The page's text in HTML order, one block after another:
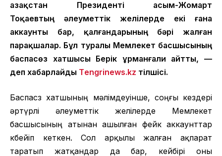
Қазақстан Президенті Қасым-Жомарт
Тоқаевтың әлеуметтік желілерде екі ғана
аккаунты бар, қалғандарының бәрі жалған
парақшалар. Бұл туралы Мемлекет басшысының
баспасөз хатшысы Берік Құрманғали айтты, —
деп хабарлайды Тengrinews.kz тілшісі.
Баспасөз хатшының мәлімдеуінше, соңғы кездері
әртүрлі әлеуметтік желілерде Мемлекет
басшысының атынан ашылған фейк аккаунттар
көбейіп кеткен. Сол арқылы жалған ақпарат
таратып жатқандар да бар, кейбірі оны